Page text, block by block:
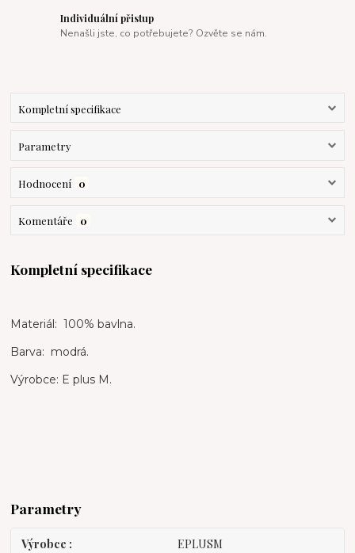
Individuální přistup
Nenašli jste, co potřebujete? Ozvěte se nám.
Kompletní specifikace
Parametry
Hodnocení 0
Komentáře 0
Kompletní specifikace
Materiál: 100% bavlna.
Barva: modrá.
Výrobce: E plus M.
Parametry
Výrobce EPLUSM